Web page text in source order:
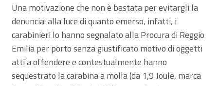
Una motivazione che non è bastata per evitargli la
denuncia: alla luce di quanto emerso, infatti, i
carabinieri lo hanno segnalato alla Procura di Reggio
Emilia per porto senza giustificato motivo di oggetti
atti a offendere e contestualmente hanno
sequestrato la carabina a molla (da 1,9 Joule, marca